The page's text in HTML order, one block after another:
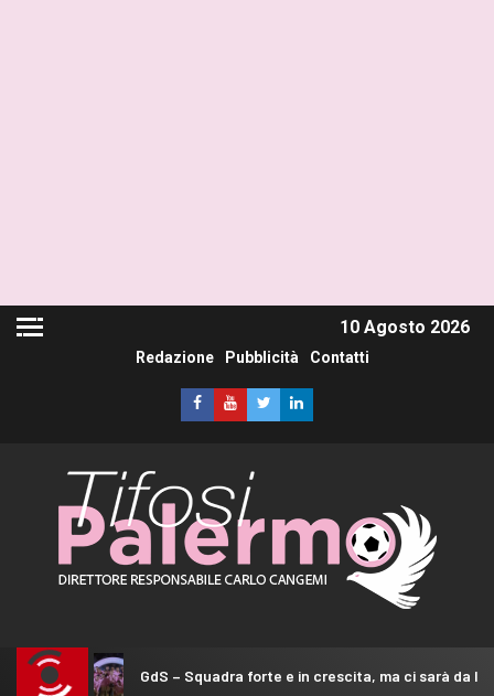
10 Agosto 2026
Redazione Pubblicità Contatti
GdS – Squadra forte e in crescita, ma ci sarà da lottare